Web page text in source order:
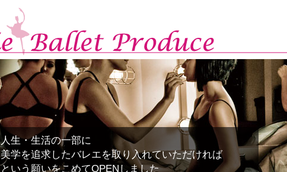
人生・生活の一部に
美学を追求したバレエを取り入れていただければ
という願いをこめてOPENしました